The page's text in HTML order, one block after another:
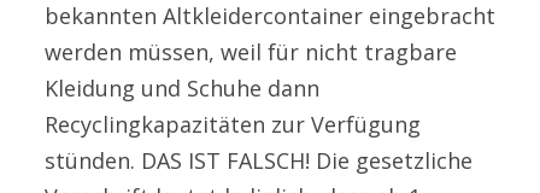
bekannten Altkleidercontainer eingebracht
werden müssen, weil für nicht tragbare
Kleidung und Schuhe dann
Recyclingkapazitäten zur Verfügung
stünden. DAS IST FALSCH! Die gesetzliche